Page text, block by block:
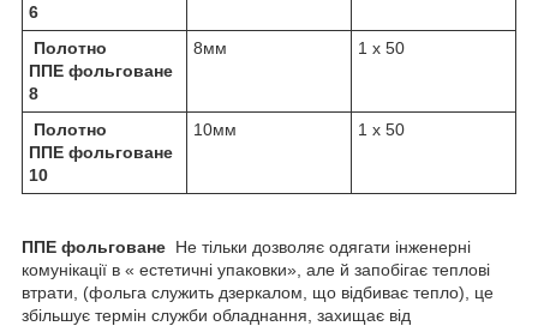
6
Полотно
ППЕ фольговане
8
8мм 1 х 50
Полотно
ППЕ фольговане
10
10мм 1 х 50
ППЕ фольговане Не тільки дозволяє одягати інженерні
комунікації в « естетичні упаковки», але й запобігає теплові
втрати, (фольга служить дзеркалом, що відбиває тепло), це
збільшує термін служби обладнання, захищає від